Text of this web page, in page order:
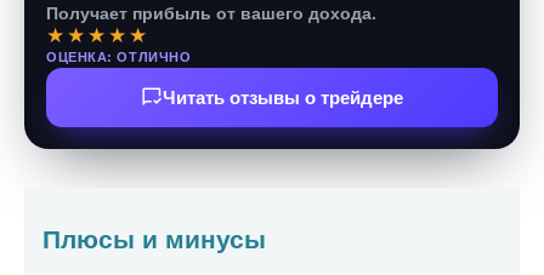
Получает прибыль от вашего дохода.
★★★★★
ОЦЕНКА: ОТЛИЧНО
Читать отзывы о трейдере
Плюсы и минусы